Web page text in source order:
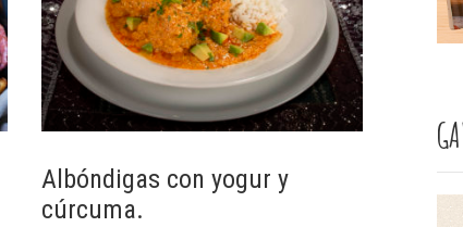
Albóndigas con yogur y
cúrcuma.